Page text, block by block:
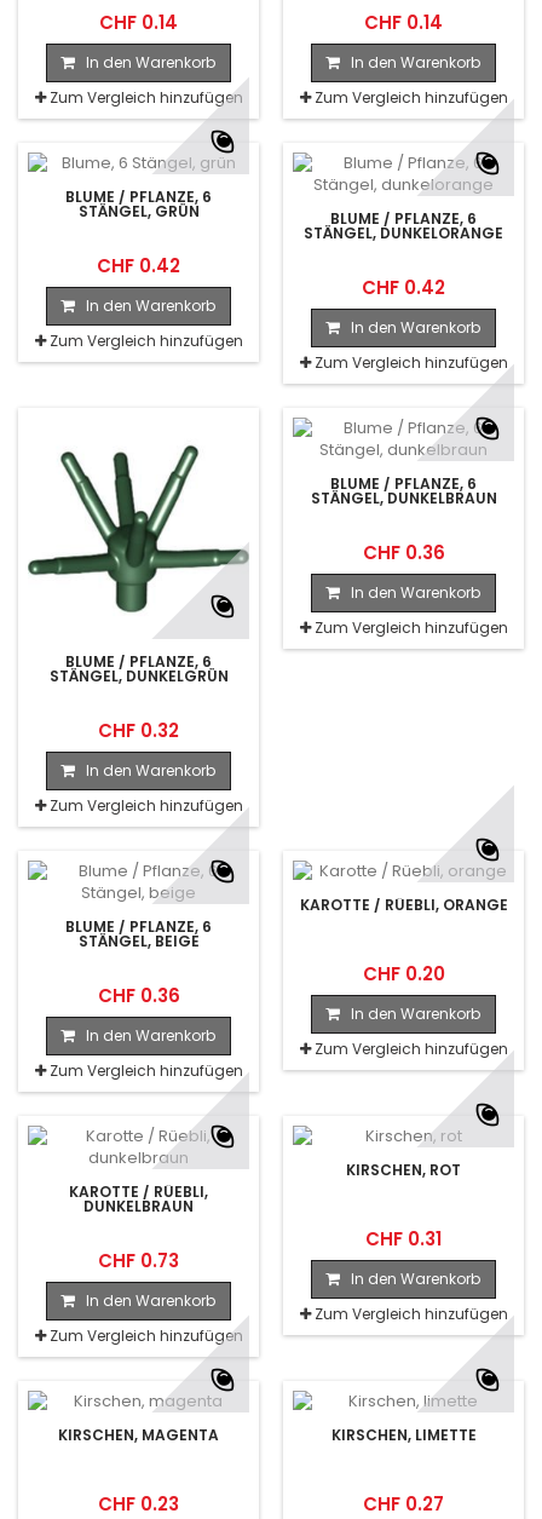
CHF 0.14
In den Warenkorb
Zum Vergleich hinzufügen
CHF 0.14
In den Warenkorb
Zum Vergleich hinzufügen
BLUME / PFLANZE, 6
STÄNGEL, GRÜN
CHF 0.42
In den Warenkorb
Zum Vergleich hinzufügen
BLUME / PFLANZE, 6
STÄNGEL, DUNKELORANGE
CHF 0.42
In den Warenkorb
Zum Vergleich hinzufügen
BLUME / PFLANZE, 6
STÄNGEL, DUNKELGRÜN
CHF 0.32
In den Warenkorb
Zum Vergleich hinzufügen
BLUME / PFLANZE, 6
STÄNGEL, DUNKELBRAUN
CHF 0.36
In den Warenkorb
Zum Vergleich hinzufügen
BLUME / PFLANZE, 6
STÄNGEL, BEIGE
CHF 0.36
In den Warenkorb
Zum Vergleich hinzufügen
KAROTTE / RÜEBLI, ORANGE
CHF 0.20
In den Warenkorb
Zum Vergleich hinzufügen
KAROTTE / RÜEBLI,
DUNKELBRAUN
CHF 0.73
In den Warenkorb
Zum Vergleich hinzufügen
KIRSCHEN, ROT
CHF 0.31
In den Warenkorb
Zum Vergleich hinzufügen
KIRSCHEN, MAGENTA
CHF 0.23
KIRSCHEN, LIMETTE
CHF 0.27